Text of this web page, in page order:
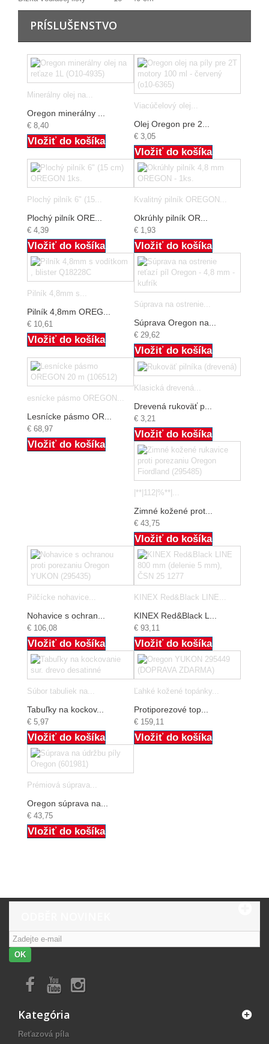
PRÍSLUŠENSTVO
Minerálny olej na...
Oregon minerálny ...
€ 8,40
Vložiť do košíka
Viacúčelový olej...
Olej Oregon pre 2...
€ 3,05
Vložiť do košíka
Plochý pilník 6" (15...
Plochý pilník ORE...
€ 4,39
Vložiť do košíka
Kvalitný pilník OREGON...
Okrúhly pilník OR...
€ 1,93
Vložiť do košíka
Pilník 4,8mm s...
Pilník 4,8mm OREG...
€ 10,61
Vložiť do košíka
Súprava na ostrenie...
Súprava Oregon na...
€ 29,62
Vložiť do košíka
esnícke pásmo OREGON...
Lesnícke pásmo OR...
€ 68,97
Vložiť do košíka
Klasická drevená...
Drevená rukoväť p...
€ 3,21
Vložiť do košíka
|**|112|%**|...
Zimné kožené prot...
€ 43,75
Vložiť do košíka
Pilčícke nohavice...
Nohavice s ochran...
€ 106,08
Vložiť do košíka
KINEX Red&Black LINE...
KINEX Red&Black L...
€ 93,11
Vložiť do košíka
Súbor tabuliek na...
Tabuľky na kockov...
€ 5,97
Vložiť do košíka
Ľahké kožené topánky...
Protiporezové top...
€ 159,11
Vložiť do košíka
Prémiová súprava...
Oregon súprava na...
€ 43,75
Vložiť do košíka
OK
Kategória
Reťazová píla